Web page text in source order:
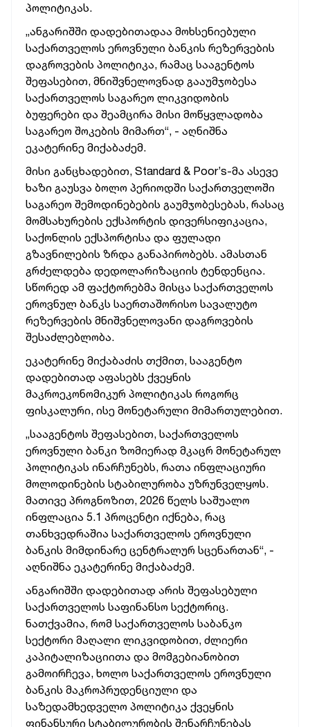
პოლიტიკას.
„ანგარიშში დადებითადაა მოხსენიებული
საქართველოს ეროვნული ბანკის რეზერვების
დაგროვების პოლიტიკა, რამაც სააგენტოს
შეფასებით, მნიშვნელოვნად გააუმჯობესა
საქართველოს საგარეო ლიკვიდობის
ბუფერები და შეამცირა მისი მოწყვლადობა
საგარეო შოკების მიმართ“, - აღნიშნა
ეკატერინე მიქაბაძემ.
მისი განცხადებით, Standard & Poor’s-მა ასევე
ხაზი გაუსვა ბოლო პერიოდში საქართველოში
საგარეო შემოდინებების გაუმჯობესებას, რასაც
მომსახურების ექსპორტის დივერსიფიკაცია,
საქონლის ექსპორტისა და ფულადი
გზავნილების ზრდა განაპირობებს. ამასთან
გრძელდება დედოლარიზაციის ტენდენცია.
სწორედ ამ ფაქტორებმა მისცა საქართველოს
ეროვნულ ბანკს საერთაშორისო სავალუტო
რეზერვების მნიშვნელოვანი დაგროვების
შესაძლებლობა.
ეკატერინე მიქაბაძის თქმით, სააგენტო
დადებითად აფასებს ქვეყნის
მაკროეკონომიკურ პოლიტიკას როგორც
ფისკალური, ისე მონეტარული მიმართულებით.
„სააგენტოს შეფასებით, საქართველოს
ეროვნული ბანკი ზომიერად მკაცრ მონეტარულ
პოლიტიკას ინარჩუნებს, რათა ინფლაციური
მოლოდინების სტაბილურობა უზრუნველყოს.
მათივე პროგნოზით, 2026 წელს საშუალო
ინფლაცია 5.1 პროცენტი იქნება, რაც
თანხვედრაშია საქართველოს ეროვნული
ბანკის მიმდინარე ცენტრალურ სცენართან“, -
აღნიშნა ეკატერინე მიქაბაძემ.
ანგარიშში დადებითად არის შეფასებული
საქართველოს საფინანსო სექტორიც.
ნათქვამია, რომ საქართველოს საბანკო
სექტორი მაღალი ლიკვიდობით, ძლიერი
კაპიტალიზაციითა და მომგებიანობით
გამოირჩევა, ხოლო საქართველოს ეროვნული
ბანკის მაკროპრუდენციული და
საზედამხედველო პოლიტიკა ქვეყნის
ფინანსური სტაბილურობის შენარჩუნებას